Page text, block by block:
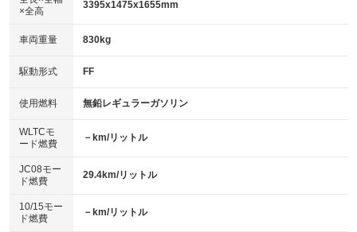
パワーウィンドウ
アイドリングストップ
：装備なし
USB入力端子
：装備なし
100V電源
：装備なし
センターデフロック
：装備なし
電動格納ミラー
：装備あり
革シート
キーレス
HID(キセノンライト)
：装備なし
バックカメラ
：装備あり
エアロ
：装備なし
：装備なし
パワーシート
ベンチシート
：装備あり
×全高
3395x1475x1655mm
車両重量 830kg
駆動形式 FF
使用燃料 無鉛レギュラーガソリン
WLTCモ
ード燃費
－km/リットル
JC08モー
ド燃費
29.4km/リットル
10/15モー
ド燃費
－km/リットル